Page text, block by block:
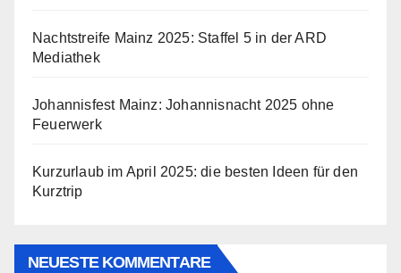
Nachtstreife Mainz 2025: Staffel 5 in der ARD
Mediathek
Johannisfest Mainz: Johannisnacht 2025 ohne
Feuerwerk
Kurzurlaub im April 2025: die besten Ideen für den
Kurztrip
NEUESTE KOMMENTARE